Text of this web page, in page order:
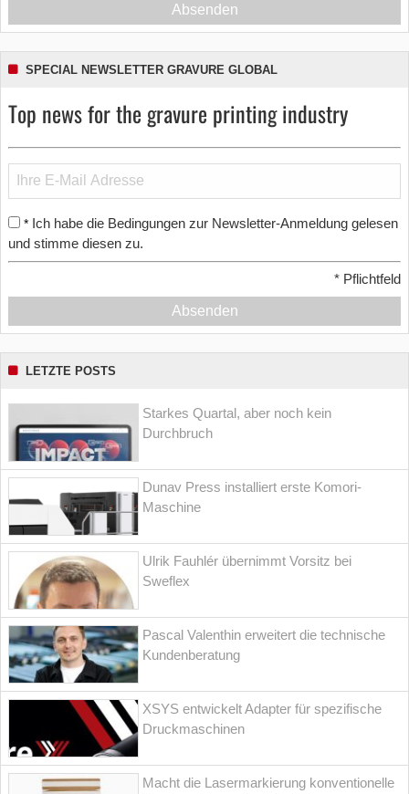
Absenden
SPECIAL NEWSLETTER GRAVURE GLOBAL
Top news for the gravure printing industry
* Ich habe die Bedingungen zur Newsletter-Anmeldung gelesen
und stimme diesen zu.
* Pflichtfeld
Absenden
LETZTE POSTS
Starkes Quartal, aber noch kein
Durchbruch
Dunav Press installiert erste Komori-
Maschine
Ulrik Fauhlér übernimmt Vorsitz bei
Sweflex
Pascal Valenthin erweitert die technische
Kundenberatung
XSYS entwickelt Adapter für spezifische
Druckmaschinen
Macht die Lasermarkierung konventionelle